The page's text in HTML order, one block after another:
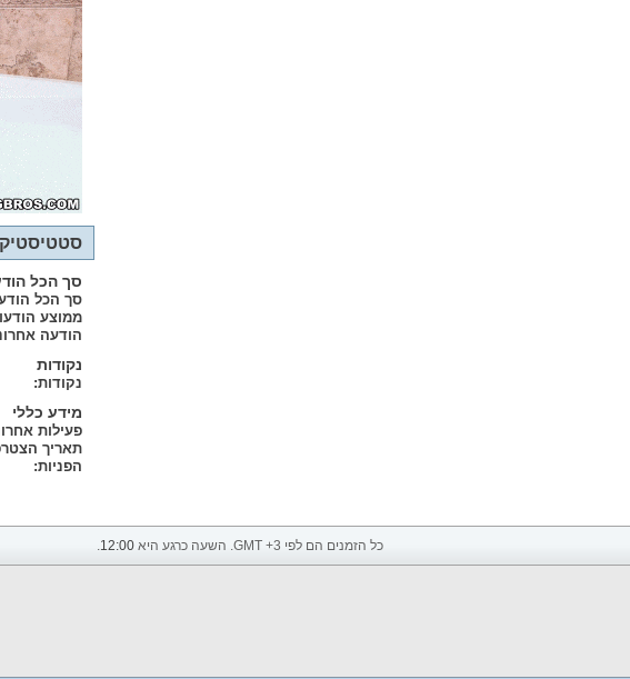
סך הכל
סך הכל
ממוצע
הודעה
נקודות
נקודות
מידע כללי
פעילות
תאריך
הפניות
כל הזמנים הם לפי GMT +3. השעה כרגע היא 12:00
.